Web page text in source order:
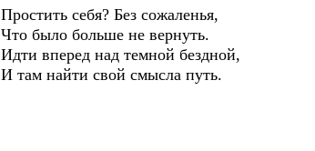
Простить себя? Без сожаленья,
Что было больше не вернуть.
Идти вперед над темной бездной,
И там найти свой смысла путь.